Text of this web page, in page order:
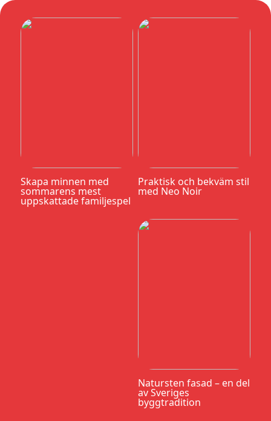
Skapa minnen med
sommarens mest
uppskattade familjespel
Praktisk och bekväm stil
med Neo Noir
Natursten fasad – en del
av Sveriges
byggtradition